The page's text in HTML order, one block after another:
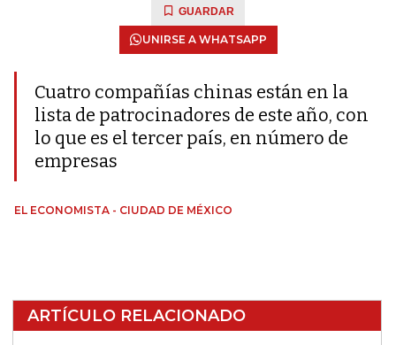
GUARDAR
UNIRSE A WHATSAPP
Cuatro compañías chinas están en la
lista de patrocinadores de este año, con
lo que es el tercer país, en número de
empresas
EL ECONOMISTA - CIUDAD DE MÉXICO
ARTÍCULO RELACIONADO